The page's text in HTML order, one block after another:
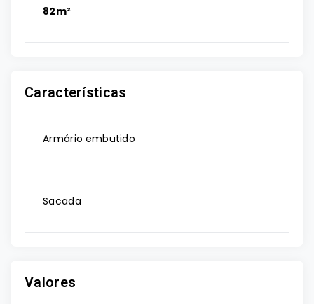
82m²
Características
Armário embutido
Sacada
Valores